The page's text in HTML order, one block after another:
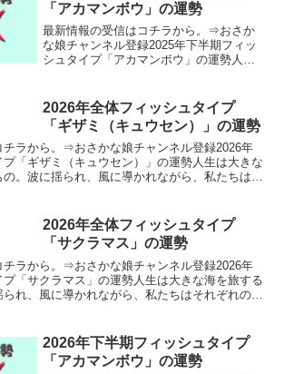
「アカマンボウ」の運勢
最新情報の受信はコチラから。⇒おさか
な娘チャンネル登録2025年下半期フィッ
シュタイプ「アカマンボウ」の運勢人生
ぞれの運命の航路を進んでいます。この
ページでは、あなたの...
2026年全体フィッシュタイプ
「ギザミ（キュウセン）」の運勢
チラから。⇒おさかな娘チャンネル登録2026年
「ギザミ（キュウセン）」の運勢人生は大きな
。波に揺られ、風に導かれながら、私たちはそ
2026年全体フィッシュタイプ
「サクラマス」の運勢
チラから。⇒おさかな娘チャンネル登録2026年
「サクラマス」の運勢人生は大きな海を旅する
れ、風に導かれながら、私たちはそれぞれの運
2026年下半期フィッシュタイプ
「アカマンボウ」の運勢